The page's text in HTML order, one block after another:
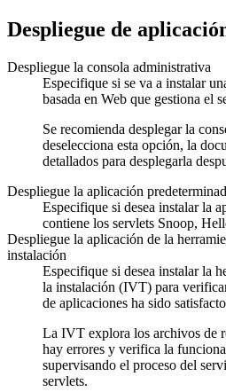
Despliegue de
Despliegue la consola administrativa
Especifique si se va a instalar
basada en Web que gestiona el
Se recomienda desplegar la
deselecciona esta opción, la
detallados para desplegarla
Despliegue la aplicación
Especifique si desea instalar la
contiene los servlets Snoop,
Despliegue la aplicación de la
instalación
Especifique si desea instalar la
la instalación (IVT) para
de aplicaciones ha sido
La IVT explora los archivos de
hay errores y verifica la
supervisando el proceso del
servlets.